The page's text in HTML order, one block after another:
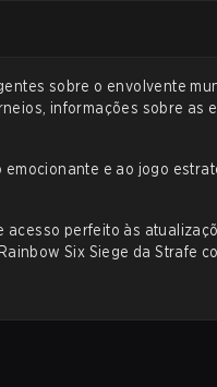
sobre o envolvente
informações sobre as
e ao jogo
perfeito às
Six Siege da Strafe